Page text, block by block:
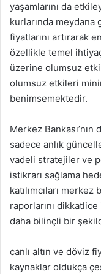
yaşamlarını da
kurlarında
fiyatlarını artırarak
özellikle temel
üzerine olumsuz
olumsuz etkileri
benimsemektedir.
Merkez
sadece anlık
vadeli stratejiler ve
istikrarı sağlama
katılımcıları merkez
raporlarını
daha bilinçli bir
canlı altın ve döviz
kaynaklar oldukça